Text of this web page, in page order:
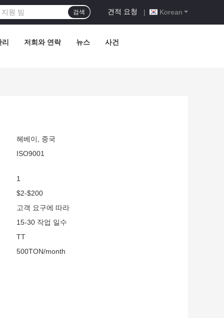
Korean
견적 요청 |
검색
저희와 연락 뉴스 사건
헤베이, 중국
ISO9001
1
$2-$200
고객 요구에 따라
15-30 작업 일수
TT
500TON/month